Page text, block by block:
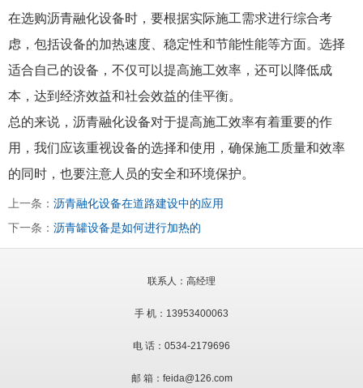
在选购沥青融化设备时，要根据实际施工需求进行综合考
虑，包括设备的加热速度、稳定性和节能性能等方面。选择
适合自己的设备，不仅可以提高施工效率，还可以降低成
本，达到经济效益和社会效益的佳平衡。
总的来说，沥青融化设备对于提高施工效率有着重要的作
用，我们应该重视设备的选择和使用，确保施工质量和效率
的同时，也要注意人员的安全和环境保护。
上一条： 沥青融化设备在道路建设中的应用
下一条： 沥青罐设备是如何进行加热的
联系人：高经理
手 机：13953400063
电 话：0534-2179696
邮 箱：feida@126.com